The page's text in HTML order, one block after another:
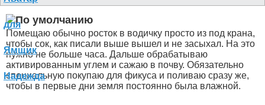
Помещаю обычно росток в водичку просто из под крана,
чтобы сок, как писали выше вышел и не засыхал. На это
нужно не больше часа. Дальше обрабатываю
активированным углем и сажаю в почву. Обязательно
специальную покупаю для фикуса и поливаю сразу же,
чтобы в первые дни земля постоянно была влажной.